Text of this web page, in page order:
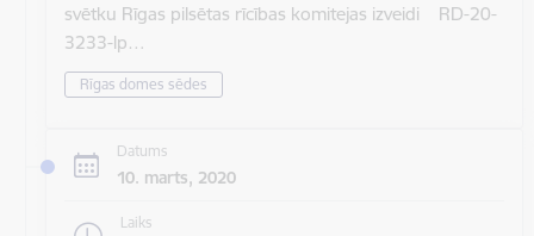
svētku Rīgas pilsētas rīcības komitejas izveidi RD-20-
3233-lp…
Rīgas domes sēdes
Datums
10. marts, 2020
Laiks